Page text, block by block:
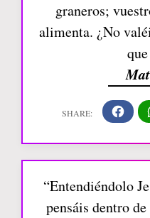
graneros;
alimenta. ¿No
“Entendiéndolo
pensáis dentro